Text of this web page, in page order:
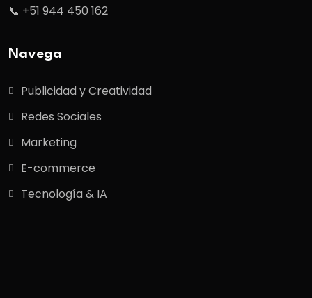
📞 +51 944 450 162
Navega
Publicidad y Creatividad
Redes Sociales
Marketing
E-commerce
Tecnología & IA